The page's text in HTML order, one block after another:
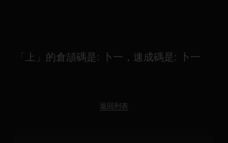
「上」的倉頡碼是: 卜一，速成碼是: 卜一
返回列表